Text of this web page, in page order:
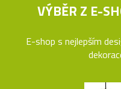
VÝBĚR Z E-
E-shop s nejlepším